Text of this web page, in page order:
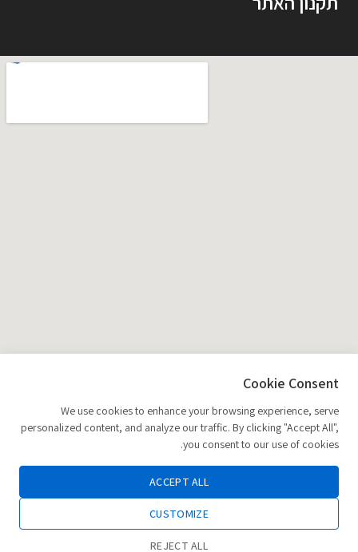
0
Cookie Consent
We use cookies to enhance your browsing experience, serve
personalized content, and analyze our traffic. By clicking "Accept All",
you consent to our use of cookies.
ACCEPT ALL
CUSTOMIZE
REJECT ALL